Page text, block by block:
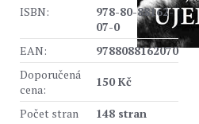
ISBN:
978-80-88162-
07-0
EAN:
9788088162070
Doporučená
cena:
150 Kč
Počet stran 148 stran